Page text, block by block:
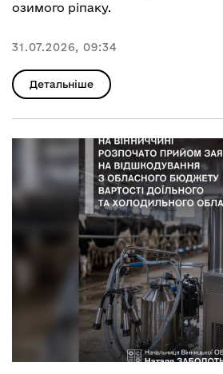
озимого ріпаку.
31.07.2026, 09:34
Детальніше